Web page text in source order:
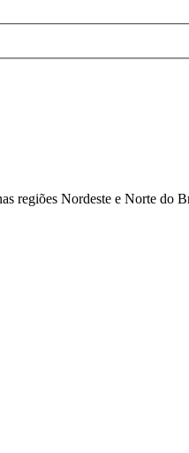
regiões Nordeste e Norte do